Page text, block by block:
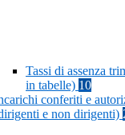
Tassi di assenza
in tabelle) 10
conferiti e
e non dirigenti)